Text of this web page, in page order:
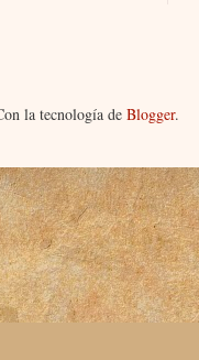
la tecnología de Blogger.